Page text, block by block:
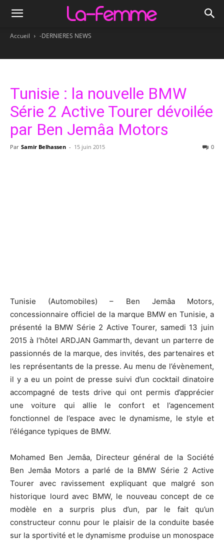
Accueil -DERNIERES NEWS
Tunisie : la nouvelle BMW
Série 2 Active Tourer dévoilée
par Ben Jemâa Motors
Par Samir Belhassen - 15 juin 2015 0
Tunisie (Automobiles) – Ben Jemâa Motors,
concessionnaire officiel de la marque BMW en Tunisie, a
présenté la BMW Série 2 Active Tourer, samedi 13 juin
2015 à l’hôtel ARDJAN Gammarth, devant un parterre de
passionnés de la marque, des invités, des partenaires et
les représentants de la presse. Au menu de l’évènement,
il y a eu un point de presse suivi d’un cocktail dinatoire
accompagné de tests drive qui ont permis d’apprécier
une voiture qui allie le confort et l’agencement
fonctionnel de l’espace avec le dynamisme, le style et
l’élégance typiques de BMW.
Mohamed Ben Jemâa, Directeur général de la Société
Ben Jemâa Motors a parlé de la BMW Série 2 Active
Tourer avec ravissement expliquant que malgré son
historique lourd avec BMW, le nouveau concept de ce
modèle en a surpris plus d’un, par le fait qu’un
constructeur connu pour le plaisir de la conduite basée
sur la sportivité et le dynamisme produise un monospace